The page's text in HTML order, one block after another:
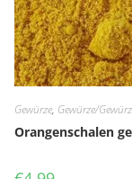
Gewürze, Gewürze/
Orangenschalen